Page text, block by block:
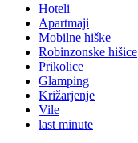
Hoteli
Apartmaji
Mobilne hiške
Robinzonske hišice
Prikolice
Glamping
Križarjenje
Vile
last minute